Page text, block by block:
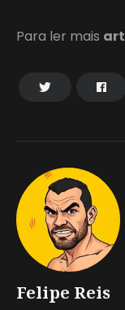
Felipe Reis
Para ler mais